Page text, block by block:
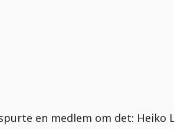
en medlem om det: Heiko